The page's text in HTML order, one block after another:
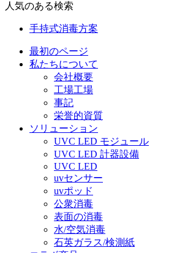
人気のある検索
手持式消毒方案
最初のページ
私たちについて
会社概要
工場工場
事記
栄誉的資質
ソリューション
UVC LED モジュール
UVC LED 計器設備
UVC LED
uvセンサー
uvポッド
公衆消毒
表面の消毒
水/空気消毒
石英ガラス/検測紙